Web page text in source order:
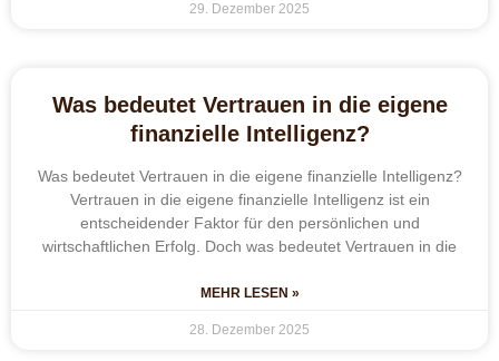
29. Dezember 2025
Was bedeutet Vertrauen in die eigene
finanzielle Intelligenz?
Was bedeutet Vertrauen in die eigene finanzielle Intelligenz?
Vertrauen in die eigene finanzielle Intelligenz ist ein
entscheidender Faktor für den persönlichen und
wirtschaftlichen Erfolg. Doch was bedeutet Vertrauen in die
MEHR LESEN »
28. Dezember 2025